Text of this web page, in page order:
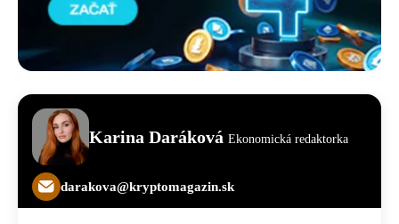
Karina Daráková Ekonomická redaktorka
darakova@kryptomagazin.sk